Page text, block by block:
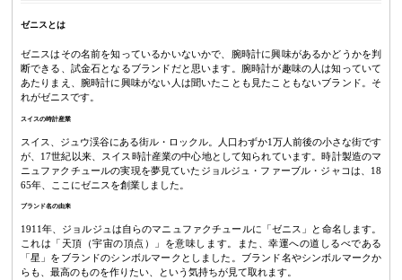
ゼニスとは
ゼニスはその名前を知っているかいないかで、腕時計に興味があるかどうかを判
断できる、試金石となるブランドだと思います。腕時計が趣味の人は知っていて
あたりまえ、腕時計に興味がない人は聞いたことも見たこともないブランド。そ
れがゼニスです。
スイスの時計産業
スイス、ジュウ渓谷にある街ル・ロックル。人口わずか1万人前後の小さな街です
が、17世紀以来、スイス時計産業の中心地として知られています。時計製造のマ
ニュファクチュールの実現を夢見ていたジョルジュ・ファーブル・ジャコは、18
65年、ここにゼニスを創業しました。
ブランド名の由来
1911年、ジョルジュは自らのマニュファクチュールに「ゼニス」と命名します。
これは「天頂（宇宙の頂点）」を意味します。また、幸運への道しるべである
「星」をブランドのシンボルマークとしました。ブランド名やシンボルマークか
らも、最高のものを作りたい、という気持ちが見て取れます。